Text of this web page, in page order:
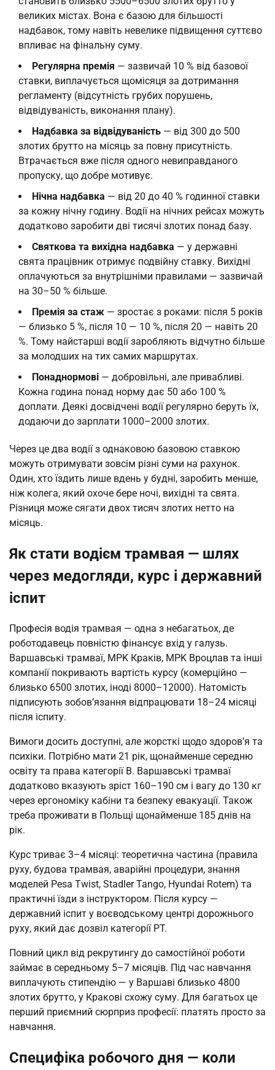
великих містах. Вона є базою для більшості
надбавок, тому навіть невелике підвищення суттєво
впливає на фінальну суму.
Регулярна премія — зазвичай 10 % від базової
ставки, виплачується щомісяця за дотримання
регламенту (відсутність грубих порушень,
відвідуваність, виконання плану).
Надбавка за відвідуваність — від 300 до 500
злотих брутто на місяць за повну присутність.
Втрачається вже після одного невиправданого
пропуску, що добре мотивує.
Нічна надбавка — від 20 до 40 % годинної ставки
за кожну нічну годину. Водії на нічних рейсах можуть
додатково заробити дві тисячі злотих понад базу.
Святкова та вихідна надбавка — у державні
свята працівник отримує подвійну ставку. Вихідні
оплачуються за внутрішніми правилами — зазвичай
на 30–50 % більше.
Премія за стаж — зростає з роками: після 5 років
— близько 5 %, після 10 — 10 %, після 20 — навіть 20
%. Тому найстарші водії заробляють відчутно більше
за молодших на тих самих маршрутах.
Понаднормові — добровільні, але привабливі.
Кожна година понад норму дає 50 або 100 %
доплати. Деякі досвідчені водії регулярно беруть їх,
додаючи до зарплати 1000–2000 злотих.
Через це два водії з однаковою базовою ставкою
можуть отримувати зовсім різні суми на рахунок.
Один, хто їздить лише вдень у будні, заробить менше,
ніж колега, який охоче бере ночі, вихідні та свята.
Різниця може сягати двох тисяч злотих нетто на
місяць.
Як стати водієм трамвая — шлях
через медогляди, курс і державний
іспит
Професія водія трамвая — одна з небагатьох, де
роботодавець повністю фінансує вхід у галузь.
Варшавські трамваї, MPK Краків, MPK Вроцлав та інші
компанії покривають вартість курсу (комерційно —
близько 6500 злотих, іноді 8000–12000). Натомість
підписують зобов’язання відпрацювати 18–24 місяці
після іспиту.
Вимоги досить доступні, але жорсткі щодо здоров’я та
психіки. Потрібно мати 21 рік, щонайменше середню
освіту та права категорії B. Варшавські трамваї
додатково вказують зріст 160–190 см і вагу до 130 кг
через ергономіку кабіни та безпеку евакуації. Також
треба проживати в Польщі щонайменше 185 днів на
рік.
Курс триває 3–4 місяці: теоретична частина (правила
руху, будова трамвая, аварійні процедури, знання
моделей Pesa Twist, Stadler Tango, Hyundai Rotem) та
практичні їзди з інструктором. Після курсу —
державний іспит у воєводському центрі дорожнього
руху, який дає дозвіл категорії PT.
Повний цикл від рекрутингу до самостійної роботи
займає в середньому 5–7 місяців. Під час навчання
виплачують стипендію — у Варшаві близько 4800
злотих брутто, у Кракові схожу суму. Для багатьох це
перший приємний сюрприз професії: платять просто за
навчання.
Специфіка робочого дня — коли